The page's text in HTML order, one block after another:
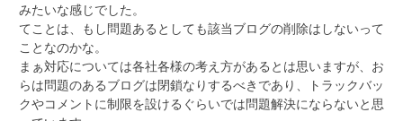
みたいな感じでした。
てことは、もし問題あるとしても該当ブログの削除はしないって
ことなのかな。
まぁ対応については各社各様の考え方があるとは思いますが、お
らは問題のあるブログは閉鎖なりするべきであり、トラックバッ
クやコメントに制限を設けるぐらいでは問題解決にならないと思